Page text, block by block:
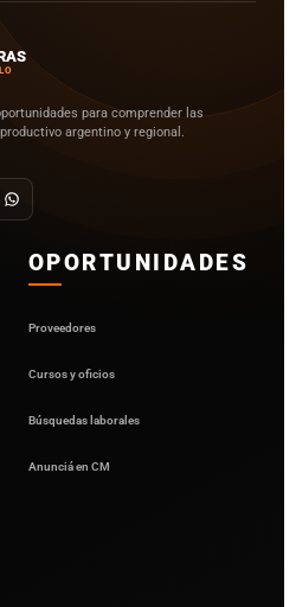
para comprender las
argentino y regional.
OPORTUNIDADES
Proveedores
Cursos y oficios
Búsquedas laborales
Anunciá en CM